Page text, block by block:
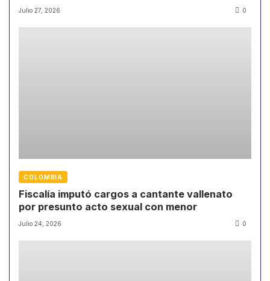
Julio 27, 2026 0
COLOMBIA
Fiscalía imputó cargos a cantante vallenato
por presunto acto sexual con menor
Julio 24, 2026 0